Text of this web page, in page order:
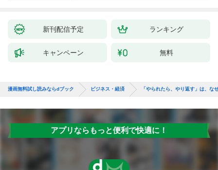
新刊配信予定 ランキング
キャンペーン 無料
漫画無料試し読みならdブック ビジネス・経済 「やられたら、やり返す」は、な
アプリならもっと便利で快適に！